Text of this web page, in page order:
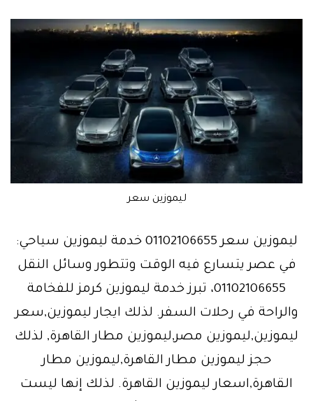
ليموزين سعر
ليموزين سعر 01102106655 خدمة ليموزين سياحي:
في عصر يتسارع فيه الوقت وتتطور وسائل النقل
01102106655، تبرز خدمة ليموزين كرمز للفخامة
والراحة في رحلات السفر. لذلك ايجار ليموزين,سعر
ليموزين,ليموزين مصر,ليموزين مطار القاهرة, لذلك
حجز ليموزين مطار القاهرة,ليموزين مطار
القاهرة,اسعار ليموزين القاهرة. لذلك إنها ليست